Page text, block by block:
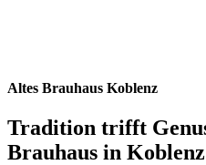
Altes Brauhaus Koblenz
Tradition trifft
Brauhaus in Koblenz